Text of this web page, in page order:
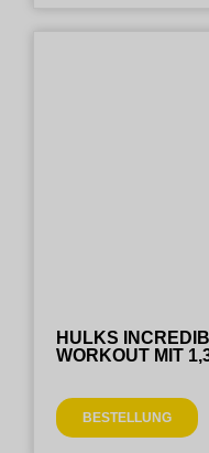
HULKS
WORKOUT MIT
BESTELLUNG